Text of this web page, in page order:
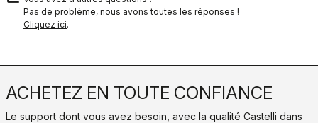
Pas de problème, nous avons toutes les réponses !
Cliquez ici.
ACHETEZ EN TOUTE CONFIANCE
Le support dont vous avez besoin, avec la qualité Castelli dans